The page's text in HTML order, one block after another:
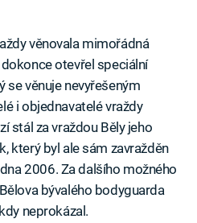
věnovala mimořádná
otevřel speciální
se věnuje nevyřešeným
i objednavatelé vraždy
stál za vraždou Běly jeho
který byl ale sám zavražděn
2006. Za dalšího možného
bývalého bodyguarda
neprokázal.